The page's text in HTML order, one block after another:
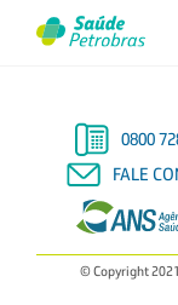
0800
FALE
© Copyright